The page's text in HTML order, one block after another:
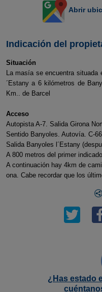
Abrir
Indicación del
Situación
La masía se encuentra situada
´Estany a 6 kilómetros de
Km.. de Barcel
Acceso
Autopista A-7. Salida Girona
Sentido Banyoles. Autovía. C-
Salida Banyoles l´Estany
A 800 metros del primer
A continuación hay 4km de
ona. Cabe recordar que los
¿Has estado